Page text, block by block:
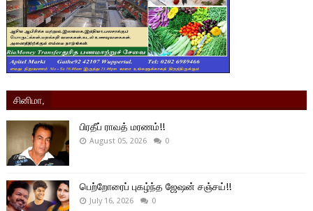
சினிமா,
பிரதீப் ராவத் மரணம்!!
August 05, 2026 0
பெற்றோரைப் புகழ்ந்த ஜேஷன் சஞ்சய்!!
July 16, 2026 0